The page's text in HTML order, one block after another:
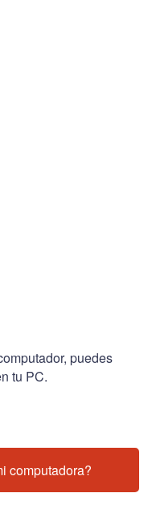
puedes
tu PC.
computadora?